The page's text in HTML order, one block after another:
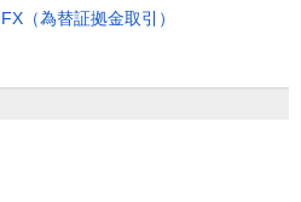
FX（為替証拠金取引）